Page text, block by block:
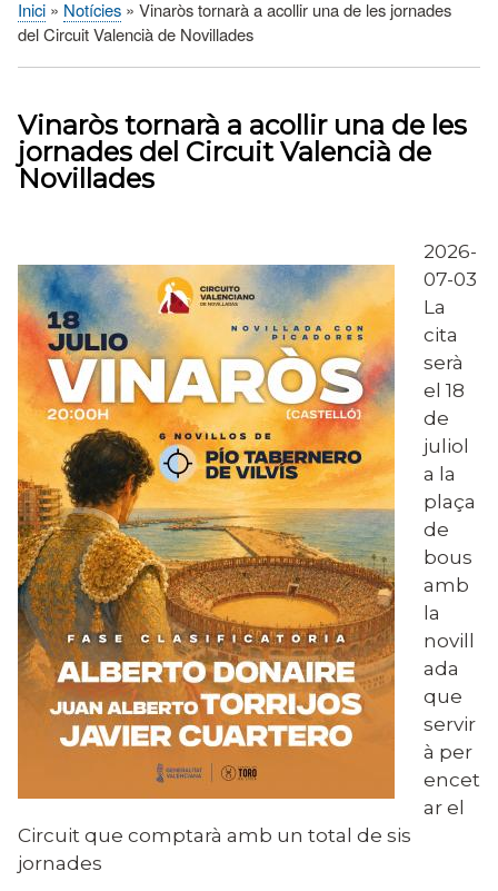
Fil
Inici Notícies
Vinaròs tornarà a acollir una de les jornades
del Circuit Valencià de Novillades
Vinaròs tornarà a acollir una de les
jornades del Circuit Valencià de
Novillades
2026-
07-03
La
cita
serà
el 18
de
juliol
a la
plaça
de
bous
amb
la
novill
ada
que
servir
à per
encet
ar el
Circuit que comptarà amb un total de sis
jornades